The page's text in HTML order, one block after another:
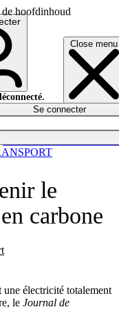
de hoofdinhoud
Close menu
Se connecter
le
carbone
électricité totalement
le Journal de